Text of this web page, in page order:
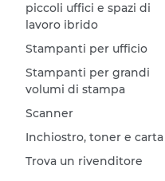
piccoli uffici e spazi di
lavoro ibrido
Stampanti per ufficio
Stampanti per grandi
volumi di stampa
Scanner
Inchiostro, toner e carta
Trova un rivenditore